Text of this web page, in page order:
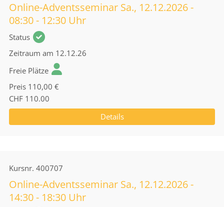
Online-Adventsseminar Sa., 12.12.2026 -
08:30 - 12:30 Uhr
Status
Zeitraum am 12.12.26
Freie Plätze
Preis 110,00 €
CHF 110.00
Details
Kursnr. 400707
Online-Adventsseminar Sa., 12.12.2026 -
14:30 - 18:30 Uhr